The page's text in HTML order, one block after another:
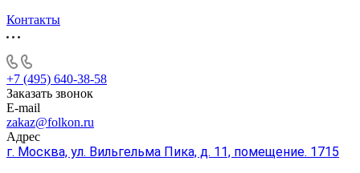
Контакты
+7 (495) 640-38-58
Заказать звонок
E-mail
zakaz@folkon.ru
Адрес
г. Москва, ул. Вильгельма Пика, д. 11, помещение. 1715